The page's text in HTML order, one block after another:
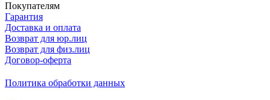
Покупателям
Гарантия
Доставка и оплата
Возврат для юр.лиц
Возврат для физ.лиц
Договор-оферта
Политика обработки данных